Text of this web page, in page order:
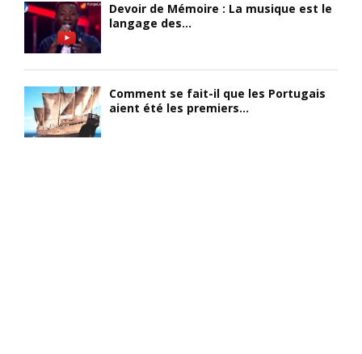
Devoir de Mémoire : La musique est le
langage des...
Comment se fait-il que les Portugais
aient été les premiers...